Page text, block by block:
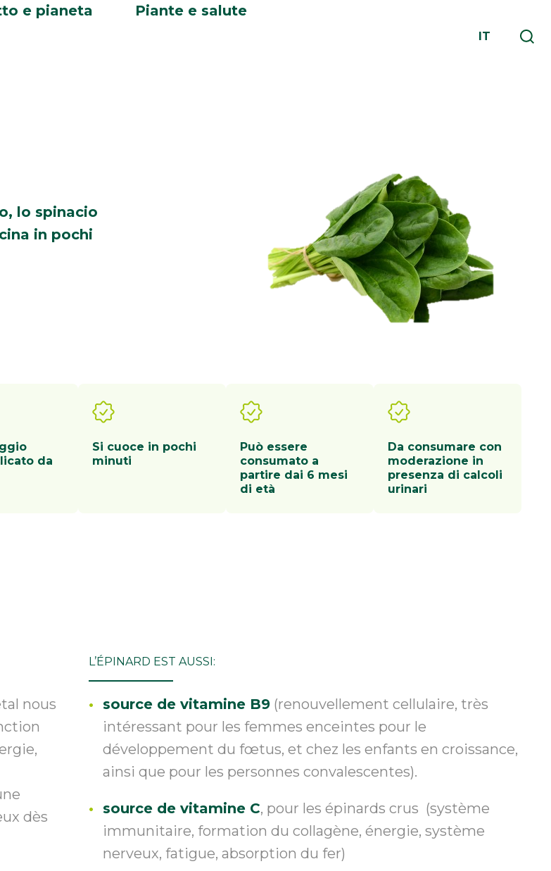
e pianeta Piante e salute
IT
lo spinacio
in pochi
da
Si cuoce in pochi
minuti
Può essere
consumato a
partire dai 6 mesi
di età
Da consumare con
moderazione in
presenza di calcoli
urinari
nous
dès
L’ÉPINARD EST AUSSI:
source de vitamine B9 (renouvellement cellulaire, très
intéressant pour les femmes enceintes pour le
développement du fœtus, et chez les enfants en croissance,
ainsi que pour les personnes convalescentes).
source de vitamine C, pour les épinards crus (système
immunitaire, formation du collagène, énergie, système
nerveux, fatigue, absorption du fer)